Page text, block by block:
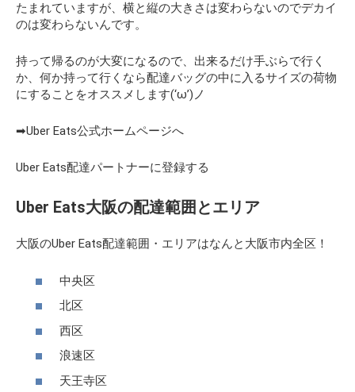
たまれていますが、横と縦の大きさは変わらないのでデカイ
のは変わらないんです。
持って帰るのが大変になるので、出来るだけ手ぶらで行く
か、何か持って行くなら配達バッグの中に入るサイズの荷物
にすることをオススメします(‘ω’)ノ
➡Uber Eats公式ホームページへ
Uber Eats配達パートナーに登録する
Uber Eats大阪の配達範囲とエリア
大阪のUber Eats配達範囲・エリアはなんと大阪市内全区！
中央区
北区
西区
浪速区
天王寺区